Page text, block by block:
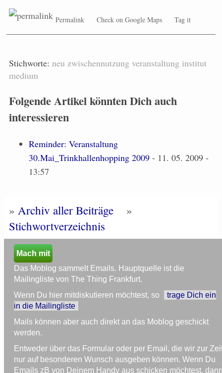
Permalink Check on Google Maps Tag it
Stichworte: neu zwischennutzung veranstaltung institut
medium
Folgende Artikel könnten Dich auch
interessieren
Reminder: Veranstaltung
30.Mai_Trinkhallenhopping 2009 - 11. 05. 2009 -
13:57
» Archiv aller Beiträge
»
Stichwortverzeichnis
Mach mit
Das Moblog sammelt Emails. Hauptquelle ist die
Mailingliste von The Thing Frankfurt.
Wenn Du hier mitdiskutieren möchtest, so
trage Dich ein
in die Mailingliste
Mails können aber auch direkt an das Moblog geschickt
werden.
Entweder über das Formular oder per Email, die wir zur
nur auf besonderen Wunsch ausgeben können. Wenn Du
Emails zB von Deinem Handy aus schicken möchtest,